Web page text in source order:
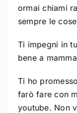
ormai chiami
sempre le
Ti impegni in
bene a
Ti ho
farò fare con
youtube. Non